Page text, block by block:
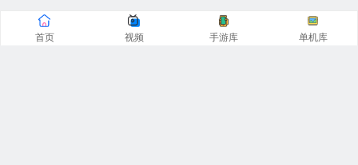
首页 视频 手游库 单机库